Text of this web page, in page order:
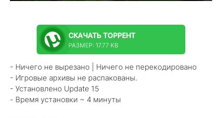
СКАЧАТЬ ТОРРЕНТ
РАЗМЕР: 17.77 KB
- Ничего не вырезано | Ничего не перекодировано
- Игровые архивы не распакованы.
- Установлено Update 15
- Время установки ~ 4 минуты